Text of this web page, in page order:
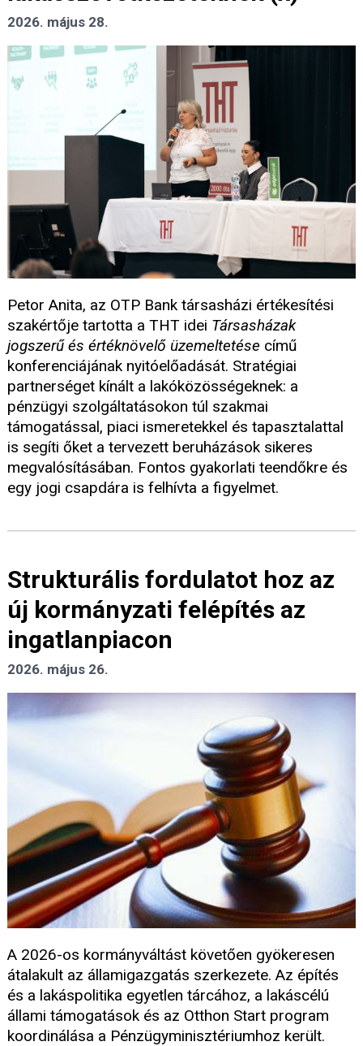
2026. május 28.
Petor Anita, az OTP Bank társasházi értékesítési
szakértője tartotta a THT idei Társasházak
jogszerű és értéknövelő üzemeltetése című
konferenciájának nyitóelőadását. Stratégiai
partnerséget kínált a lakóközösségeknek: a
pénzügyi szolgáltatásokon túl szakmai
támogatással, piaci ismeretekkel és tapasztalattal
is segíti őket a tervezett beruházások sikeres
megvalósításában. Fontos gyakorlati teendőkre és
egy jogi csapdára is felhívta a figyelmet.
Strukturális fordulatot hoz az
új kormányzati felépítés az
ingatlanpiacon
2026. május 26.
A 2026-os kormányváltást követően gyökeresen
átalakult az államigazgatás szerkezete. Az építés
és a lakáspolitika egyetlen tárcához, a lakáscélú
állami támogatások és az Otthon Start program
koordinálása a Pénzügyminisztériumhoz került.